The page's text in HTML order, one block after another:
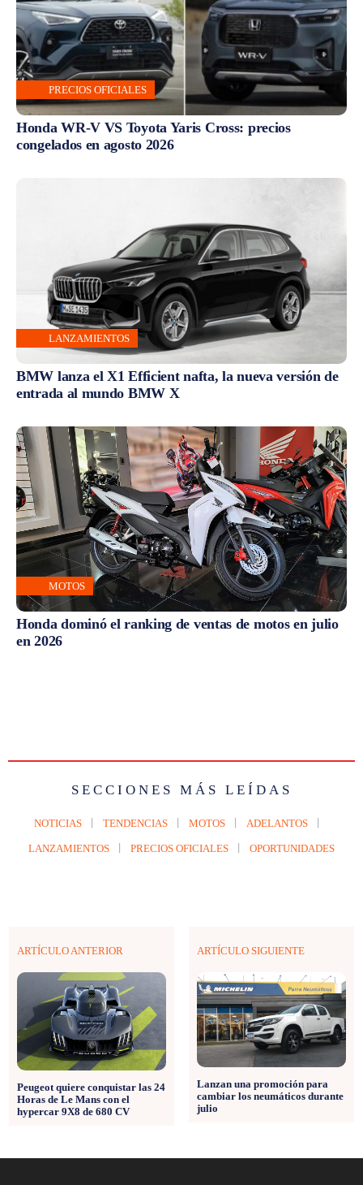
PRECIOS OFICIALES
Honda WR-V VS Toyota Yaris Cross: precios
congelados en agosto 2026
LANZAMIENTOS
BMW lanza el X1 Efficient nafta, la nueva versión de
entrada al mundo BMW X
MOTOS
Honda dominó el ranking de ventas de motos en julio
en 2026
SECCIONES MÁS LEÍDAS
NOTICIAS TENDENCIAS MOTOS ADELANTOS
LANZAMIENTOS PRECIOS OFICIALES OPORTUNIDADES
ARTÍCULO ANTERIOR
Peugeot quiere conquistar las 24
Horas de Le Mans con el
hypercar 9X8 de 680 CV
ARTÍCULO SIGUIENTE
Lanzan una promoción para
cambiar los neumáticos durante
julio